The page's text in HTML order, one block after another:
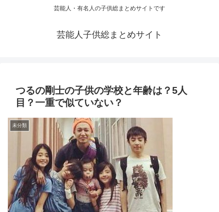
芸能人・有名人の子供総まとめサイトです
芸能人子供総まとめサイト
つるの剛士の子供の学校と年齢は？5人
目？一重で似ていない？
未分類